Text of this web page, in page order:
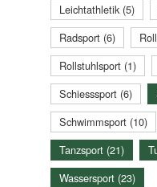
Leichtathletik (5)
Radsport (6)
Rollstuhlsport (1)
Schiesssport (6)
Schwimmsport (10)
Tanzsport (21)
Wassersport (23)